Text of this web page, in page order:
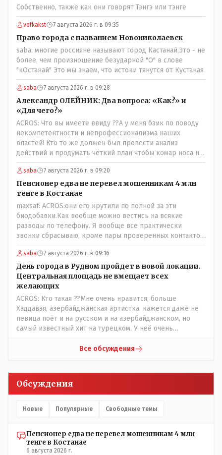
Собственно, также как они говорят Тэнгэ или тэнге
vofkakst 7 августа 2026 г. в 09:35
Право города с названием Новониколаевск
saba: многие россияне называют город Кастанай,Это - не
более, чем произношение безударной "О" в слове
"кОстанай" Это мы знаем, что истоки тянутся от Кустаная
saba 7 августа 2026 г. в 09:28
Александр ОЛЕЙНИК: Два вопроса: «Как?» и
«Для чего?»
ACROS: Что вы имеете ввиду ??А у меня бзик по поводу
некомпетентности и непрофессионализма наших
властей! Кто то же должен был провести анализ
действий и продумать чёткий план чтобы комар носа не
подточил! Но тут явно спешили, а в аналитическом
центре либо кто то из родственников сидит, либо
ведущий специалист на Мальдивы уехал, либо всё
вместе! Пока прокатывает по вышеизложенным Вами
причинам, просто обстоятельства немного меняются по
сравнению с Назарбаевскими временами, власти
решили пощупать кошелёк населения, а это уже
неизвестная в уравнении взаимоотношений власти и
народа! Тут бы как раз специалист-аналитик и
пригодился бы!
saba 7 августа 2026 г. в 09:20
Пенсионер едва не перевел мошенникам 4 млн
тенге в Костанае
maxsaf: ACROS:они его крутили по полной за эти
биодобавки.Как вообще можно вестись на всякие
разводы по телефону. Я вообще все практически
звонки сбрасываю, кроме пары проверенных контактов.
Один раз мне мой банк позвонил, не мошенники. Я
приехал туда, в банк, нашел того, кто мне звонил,
притащил к главному менеджеру и обоим сказал: ещё
один такой звонок, без разницы, какая причина, и я
счета свои у вас позакрываю. Остальные входящие
сразу в бан, по умолчанию для меня любой входящий -
Скам, пока не доказано обратное - Zero trust. Все
созвоны - только на верифицируемые номера.Всё
верно, я тоже так поступаю,но увы любопытство ещё
никто не отменял! Я уже давно всё объяснил жене, но
она все равно меня допрашивает:" Кто звонил? От кого
скрываешься? Почему сбросил?"
saba 7 августа 2026 г. в 09:16
День города в Рудном пройдет в новой локации.
Центральная площадь не вмещает всех
желающих
ACROS: Кто такая ??Мне очень нравится, больше
Хаддавэя, азербайджанская артистка, кажется даже не
певица поёт и на русском и на азербайджанском, но
самый известный хит на турецком. У неё очень
Все обсуждения
Обсуждения
Новые Популярные Свободные темы
Пенсионер едва не перевел мошенникам 4 млн
тенге в Костанае
6 августа 2026 г.